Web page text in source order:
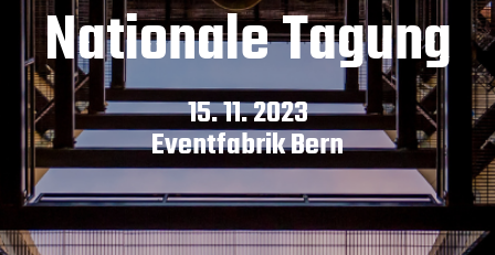
Nationale Tagung
15. 11. 2023
Eventfabrik Bern